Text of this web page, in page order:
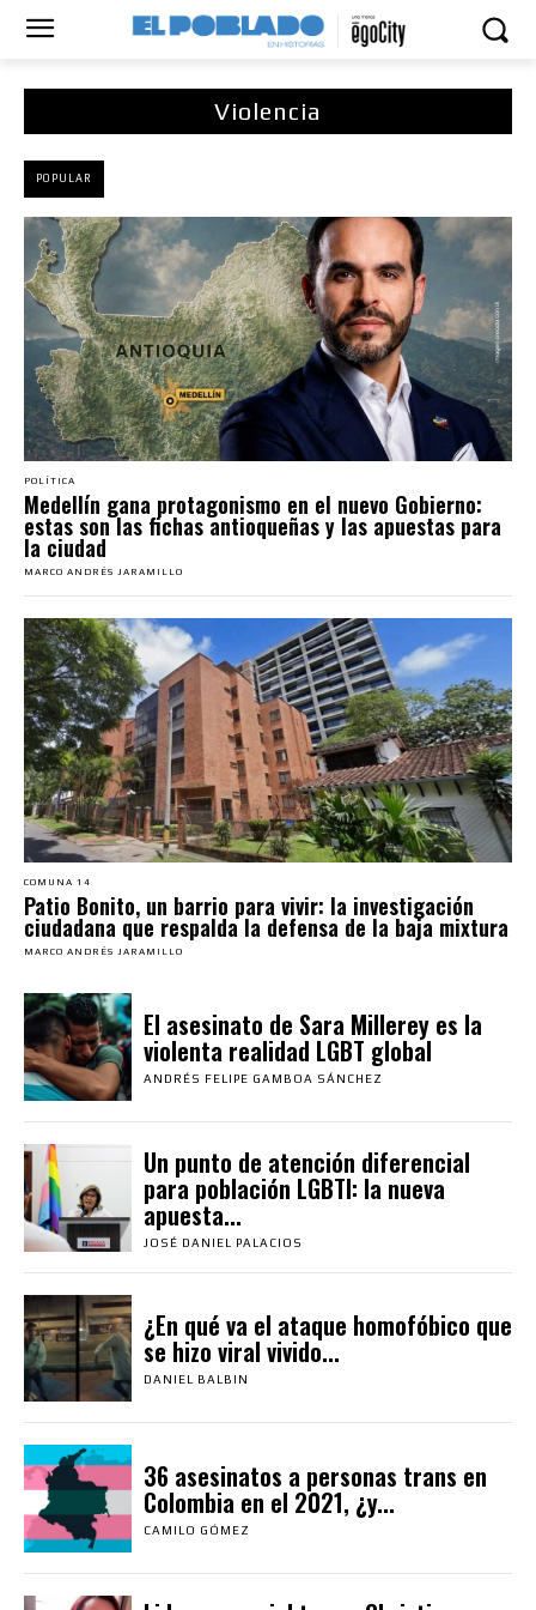
Violencia
POPULAR
POLÍTICA
Medellín gana protagonismo en el nuevo Gobierno:
estas son las fichas antioqueñas y las apuestas para
la ciudad
MARCO ANDRÉS JARAMILLO
COMUNA 14
Patio Bonito, un barrio para vivir: la investigación
ciudadana que respalda la defensa de la baja mixtura
MARCO ANDRÉS JARAMILLO
El asesinato de Sara Millerey es la
violenta realidad LGBT global
ANDRÉS FELIPE GAMBOA SÁNCHEZ
Un punto de atención diferencial
para población LGBTI: la nueva
apuesta...
JOSÉ DANIEL PALACIOS
¿En qué va el ataque homofóbico que
se hizo viral vivido...
DANIEL BALBIN
36 asesinatos a personas trans en
Colombia en el 2021, ¿y...
CAMILO GÓMEZ